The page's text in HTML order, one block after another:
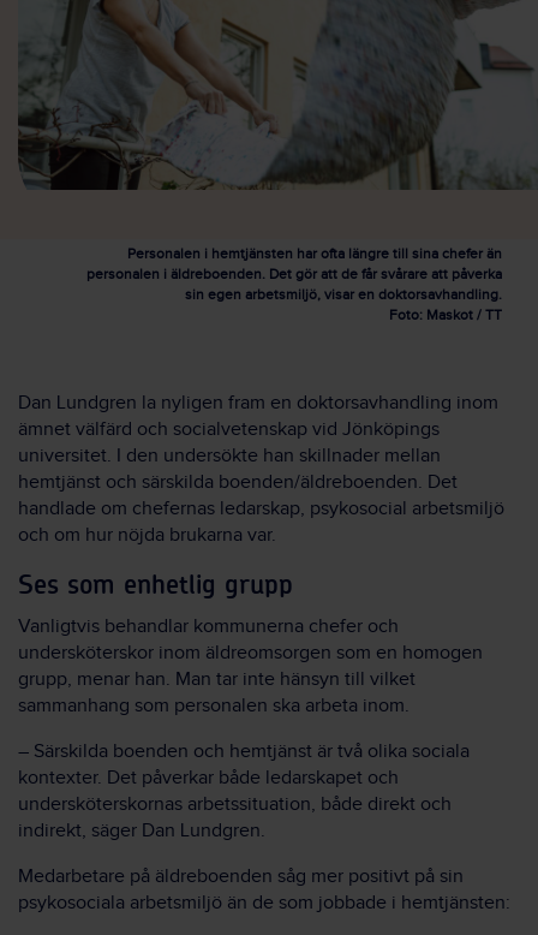
Personalen i hemtjänsten har ofta längre till sina chefer än
personalen i äldreboenden. Det gör att de får svårare att påverka
sin egen arbetsmiljö, visar en doktorsavhandling.
Foto: Maskot / TT
Dan Lundgren la nyligen fram en doktorsavhandling inom
ämnet välfärd och socialvetenskap vid Jönköpings
universitet. I den undersökte han skillnader mellan
hemtjänst och särskilda boenden/äldreboenden. Det
handlade om chefernas ledarskap, psykosocial arbetsmiljö
och om hur nöjda brukarna var.
Ses som enhetlig grupp
Vanligtvis behandlar kommunerna chefer och
undersköterskor inom äldreomsorgen som en homogen
grupp, menar han. Man tar inte hänsyn till vilket
sammanhang som personalen ska arbeta inom.
– Särskilda boenden och hemtjänst är två olika sociala
kontexter. Det påverkar både ledarskapet och
undersköterskornas arbetssituation, både direkt och
indirekt, säger Dan Lundgren.
Medarbetare på äldreboenden såg mer positivt på sin
psykosociala arbetsmiljö än de som jobbade i hemtjänsten: